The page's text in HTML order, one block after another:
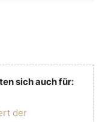
sich auch für:
der